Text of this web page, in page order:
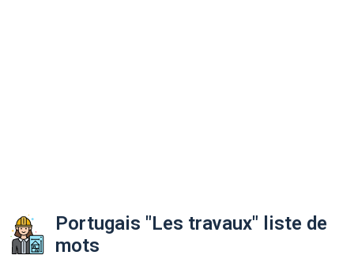
Portugais "Les travaux" liste de
mots